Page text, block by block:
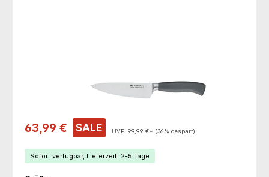
Verkaufspreis:
63,99 € SALE UVP: 99,99 €* (36% gespart)
Sofort verfügbar, Lieferzeit: 2-5 Tage